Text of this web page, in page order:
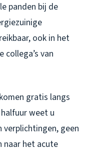
panden bij de
ook in het
van
gratis langs
weet u
verplichtingen, geen
naar het acute